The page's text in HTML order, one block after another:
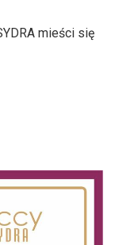
mieści się